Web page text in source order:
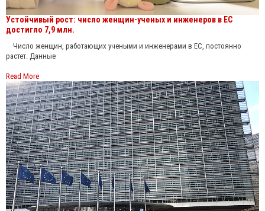
Устойчивый рост: число женщин-ученых и инженеров в ЕС
достигло 7,9 млн.
Число женщин, работающих учеными и инженерами в ЕС, постоянно
растет. Данные
Read More